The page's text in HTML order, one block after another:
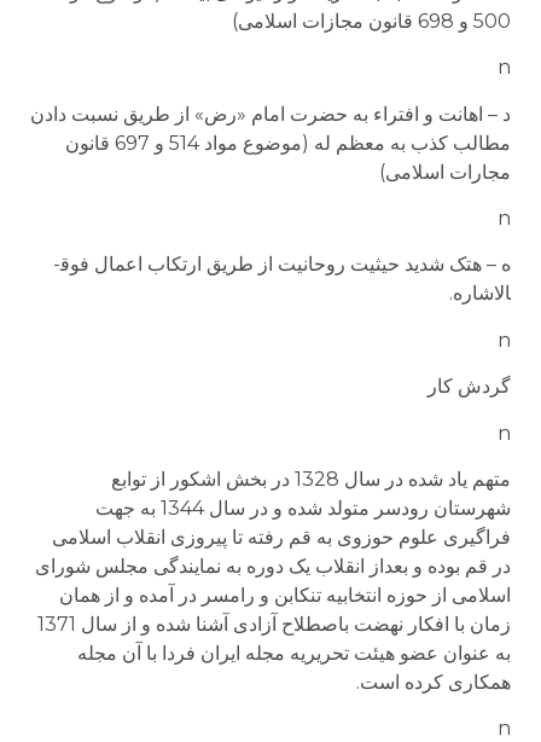
500 و 698 قانون مجازات اسلامی)
n
د – اهانت و افتراء به حضرت امام «رض» از طریق نسبت دادن
مطالب کذب به معظم له (موضوع مواد 514 و 697 قانون
مجارات اسلامی)
n
ه – هتک شدید حیثیت روحانیت از طریق ارتکاب اعمال فوق­
الاشاره.
n
گردش کار
n
متهم یاد شده در سال 1328 در بخش اشکور از توابع
شهرستان رودسر متولد شده و در سال 1344 به جهت
فراگیری علوم حوزوی به قم رفته تا پیروزی انقلاب اسلامی
در قم بوده و بعداز انقلاب یک دوره به نمایندگی مجلس شورای
اسلامی از حوزه انتخابیه تنکابن و رامسر در آمده و از همان
زمان با افکار نهضت باصطلاح آزادی آشنا شده و از سال 1371
به عنوان عضو هیئت تحریریه مجله ایران فردا با آن مجله
همکاری کرده است.
n